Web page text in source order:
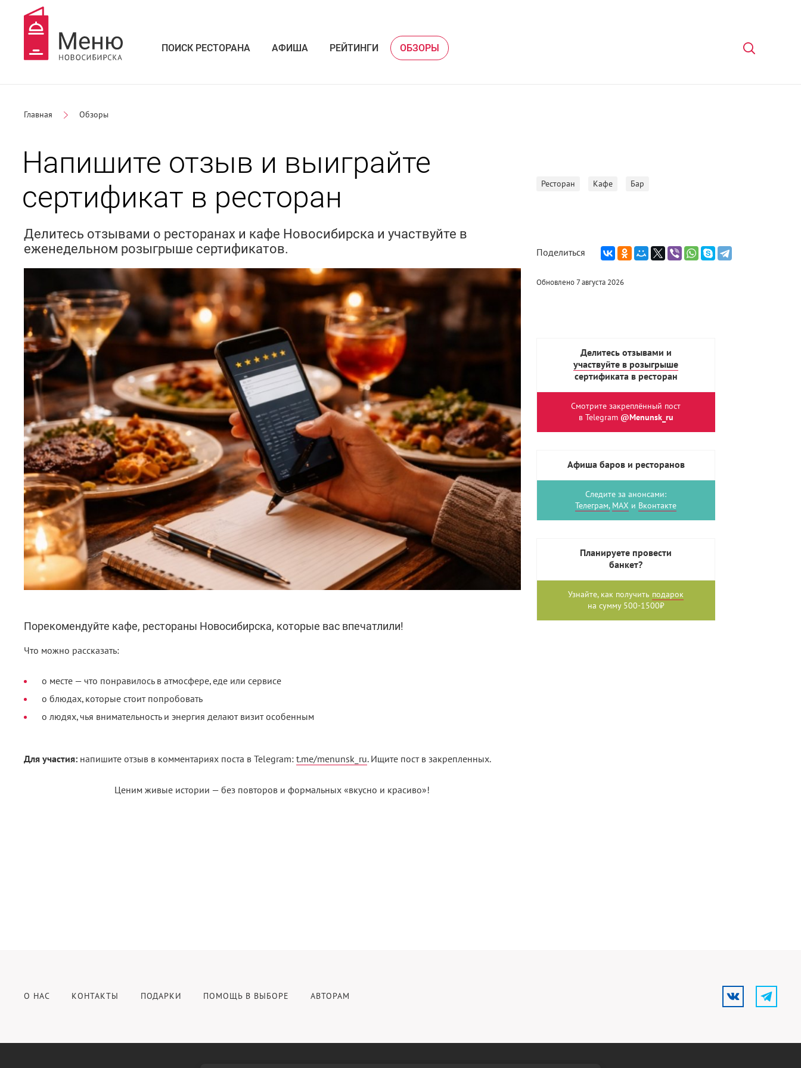
ПОИСК РЕСТОРАНА АФИША РЕЙТИНГИ ОБЗОРЫ
Главная Обзоры
Напишите отзыв и выиграйте
сертификат в ресторан
Делитесь отзывами о ресторанах и кафе Новосибирска и участвуйте в
еженедельном розыгрыше сертификатов.
Порекомендуйте кафе, рестораны Новосибирска, которые вас впечатлили!
Что можно рассказать:
️о месте — что понравилось в атмосфере, еде или сервисе
о блюдах, которые стоит попробовать
о людях, чья внимательность и энергия делают визит особенным
Для участия: напишите отзыв в комментариях поста в Telegram: t.me/menunsk_ru. Ищите пост в закрепленных.
Ценим живые истории — без повторов и формальных «вкусно и красиво»!
Ресторан Кафе Бар
Поделиться
Обновлено 7 августа 2026
Делитесь отзывами и
участвуйте в розыгрыше
сертификата в ресторан
Смотрите закреплённый пост
в Telegram @Menunsk_ru
Афиша баров и ресторанов
Следите за анонсами:
Телеграм, MAX и Вконтакте
Планируете провести
банкет?
Узнайте, как получить подарок
на сумму 500-1500₽
О НАС КОНТАКТЫ ПОДАРКИ ПОМОЩЬ В ВЫБОРЕ АВТОРАМ